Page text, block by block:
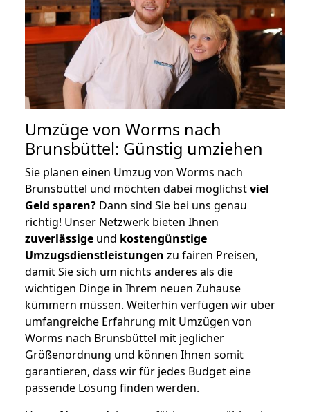
Umzüge von Worms nach
Brunsbüttel: Günstig umziehen
Sie planen einen Umzug von Worms nach
Brunsbüttel und möchten dabei möglichstviel
Geld sparen? Dann sind Sie bei uns genau
richtig! Unser Netzwerk bieten Ihnen
zuverlässige und kostengünstige
Umzugsdienstleistungen zu fairen Preisen,
damit Sie sich um nichts anderes als die
wichtigen Dinge in Ihrem neuen Zuhause
kümmern müssen. Weiterhin verfügen wir über
umfangreiche Erfahrung mit Umzügen von
Worms nach Brunsbüttel mit jeglicher
Größenordnung und können Ihnen somit
garantieren, dass wir für jedes Budget eine
passende Lösung finden werden.